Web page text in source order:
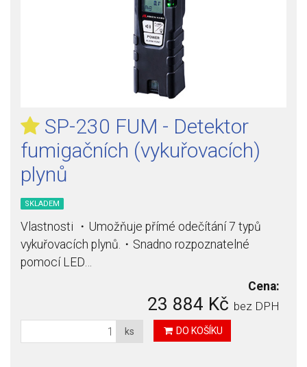
SP-230 FUM - Detektor
fumigačních (vykuřovacích)
plynů
SKLADEM
Vlastnosti ・Umožňuje přímé odečítání 7 typů
vykuřovacích plynů.・Snadno rozpoznatelné
pomocí LED…
Cena:
23 884 Kč bez DPH
ks DO KOŠÍKU